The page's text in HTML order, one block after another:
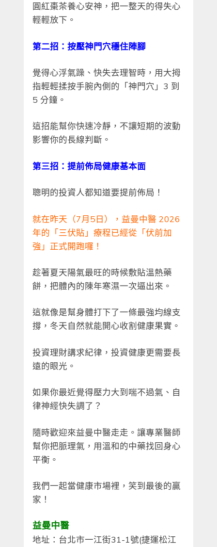
圓紅棗茶養心安神，把一整天的得失心
輕輕放下。
第二招：按壓神門穴穩住陣腳
覺得心浮氣躁、快失去理智時，用大拇
指輕輕揉按手腕內側的「神門穴」3 到
5 分鐘。
這招能幫你快速冷靜，不讓短期的波動
影響你的長線判斷。
第三招：提前佈局健康基本面
聰明的投資人都知道要提前佈局！
就在昨天（7月5日），益曼中醫 2026
年的「三伏貼」療程已經從「伏前加
強」正式開跑囉！
趁著夏天陽氣最旺的時候敷貼溫熱藥
餅，把體內的陳年寒濕一次逼出來。
這就像是幫身體打下了一條最強均線支
撐，冬天自然就能開心收割健康果實。
投資理財講求紀律，投資健康更需要長
遠的眼光。
如果你最近覺得壓力大到喘不過氣、自
律神經快失調了？
隨時歡迎來益曼中醫走走。讓專業醫師
幫你把脈理氣，用溫和的中藥找回身心
平衡。
我們一起當健康市場裡，笑到最後的贏
家！
益曼中醫
地址：台北市一江街31-1號(捷運松江